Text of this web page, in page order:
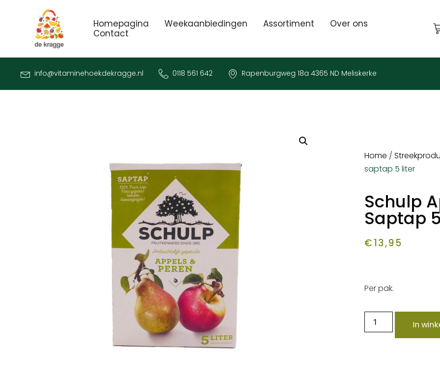
Homepagina Weekaanbiedingen Assortiment
Over ons
Contact
info@vitaminehoekdekragge.nl 0118 561 642 Rapenburgweg 18a 4365 ND Meliskerke
Home /
saptap 5 liter
Schulp
Saptap
€13,95
Per pak.
In